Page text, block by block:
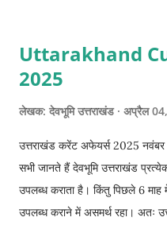
याद रख पाएंगे साथ ही उनसे संबंधित
भारत की जनगणना (भाग -01) वर्ष
था तथा भारत की कुल आबादी
जनसंख्या 62.32 करोड़ एवं महिलाओं
Uttarakhand
2025
लेखक: देवभूमि उत्तराखंड अप्रैल
उत्तराखंड करेंट अफेयर्स 2025
सभी जानते हैं देवभूमि उत्तराखंड
उपलब्ध कराता है। किंतु पिछले 6
उपलब्ध कराने में असमर्थ रहा। अतः